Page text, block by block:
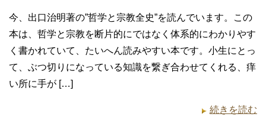
今、出口治明著の”哲学と宗教全史”を読んでいます。この
本は、哲学と宗教を断片的にではなく体系的にわかりやす
く書かれていて、たいへん読みやすい本です。小生にとっ
て、ぶつ切りになっている知識を繋ぎ合わせてくれる、痒
い所に手が […]
続きを読む